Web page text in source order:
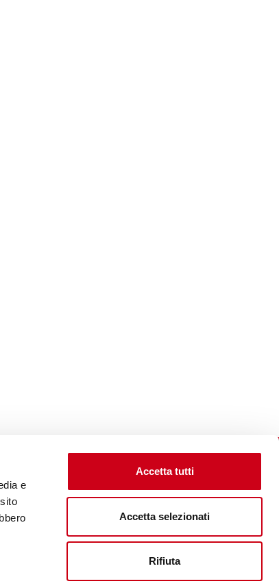
e
Accetta tutti
Accetta selezionati
Rifiuta
Unternehmenswebsite aufsuchen